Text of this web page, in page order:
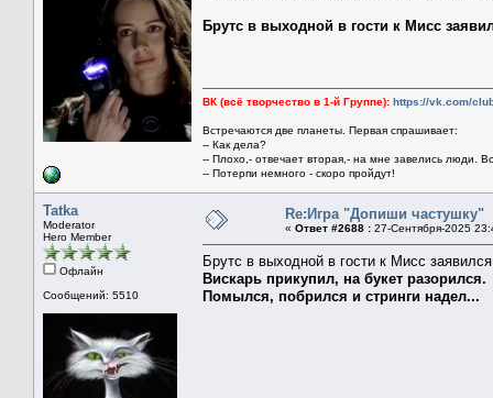
Брутс в выходной в гости к Мисс
ВК (всё творчество в 1-й Группе): https://vk.com/
Встречаются две планеты. Первая спрашивает:
-- Как дела?
-- Плохо,- отвечает вторая,- на мне завелись люди.
-- Потерпи немного - скоро пройдут!
Tatka
Moderator
Hero Member
Офлайн
Сообщений: 5510
Re:Игра "Допиши частушку"
« Ответ #2688 : 27-Сентября-2025
Брутс в выходной в гости к Мисс
Вискарь прикупил, на букет разорился.
Помылся, побрился и стринги надел...